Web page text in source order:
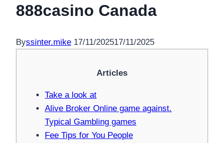
888casino Canada
Byssinter.mike 17/11/202517/11/2025
Articles
Take a look at
Alive Broker Online game against.
Typical Gambling games
Fee Tips for You People